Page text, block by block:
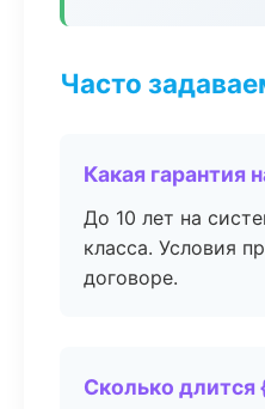
Часто
Какая гарантия
До 10 лет на
класса. Условия
договоре.
Сколько длится